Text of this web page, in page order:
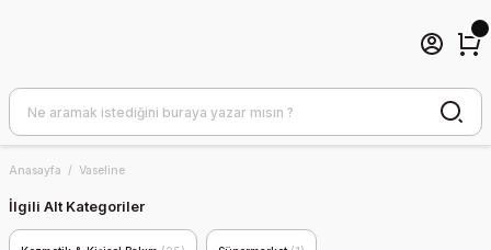
Anasayfa Vaseline
İlgili Alt Kategoriler